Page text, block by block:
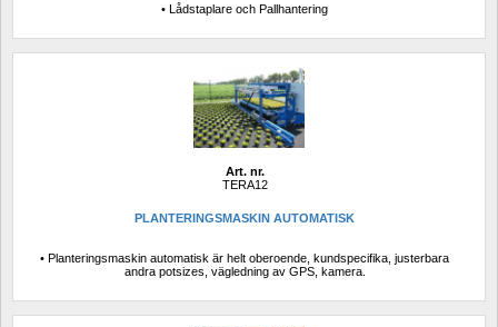
• Lådstaplare och Pallhantering
Art. nr.
TERA12
PLANTERINGSMASKIN AUTOMATISK
• Planteringsmaskin automatisk är helt oberoende, kundspecifika, justerbara
andra potsizes, vägledning av GPS, kamera.